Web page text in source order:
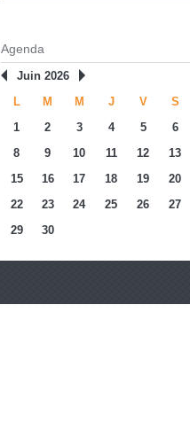
Agenda
Juin 2026
L
M M J V S
1
2 3 4 5 6
8
9 10 11 12 13
15
16 17 18 19 20
22
23 24 25 26 27
29
30